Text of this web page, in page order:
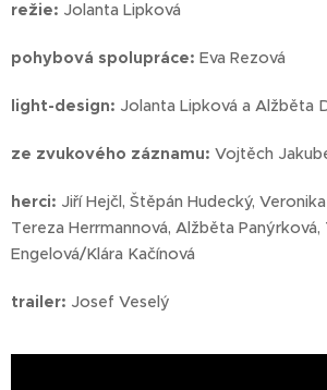
režie: Jolanta Lipková
pohybová spolupráce: Eva Rezová
light-design: Jolanta Lipková a Alžběta
ze zvukového záznamu: Vojtěch
herci: Jiří Hejčl, Štěpán Hudecký,
Tereza Herrmannová, Alžběta Panýrková,
Engelová/Klára Kačínová
trailer: Josef Veselý